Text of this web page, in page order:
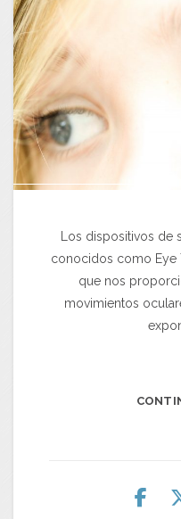
Los dispositivos de
conocidos como Eye
que nos
movimientos